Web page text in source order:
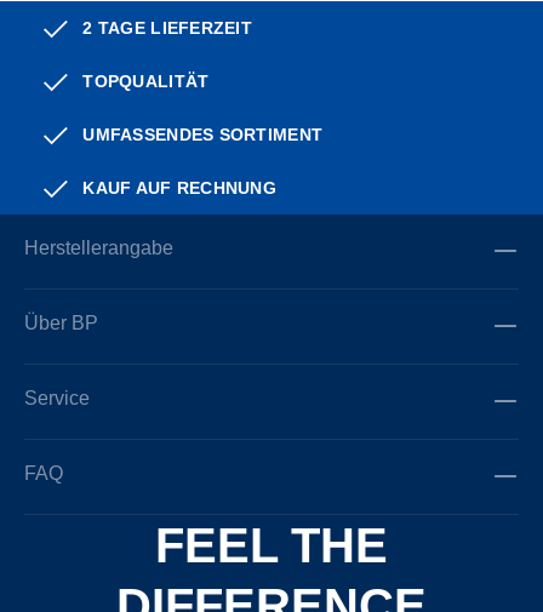
2 TAGE LIEFERZEIT
TOPQUALITÄT
UMFASSENDES SORTIMENT
KAUF AUF RECHNUNG
Herstellerangabe
Über BP
Service
FAQ
FEEL THE